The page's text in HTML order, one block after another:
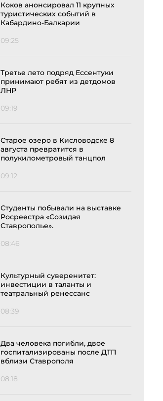
Коков анонсировал 11 крупных
туристических событий в
Кабардино-Балкарии
09:25
Третье лето подряд Ессентуки
принимают ребят из детдомов
ЛНР
09:19
Старое озеро в Кисловодске 8
августа превратится в
полукилометровый танцпол
09:12
Студенты побывали на выставке
Росреестра «Созидая
Ставрополье».
08:46
Культурный суверенитет:
инвестиции в таланты и
театральный ренессанс
08:39
Два человека погибли, двое
госпитализированы после ДТП
вблизи Ставрополя
08:18